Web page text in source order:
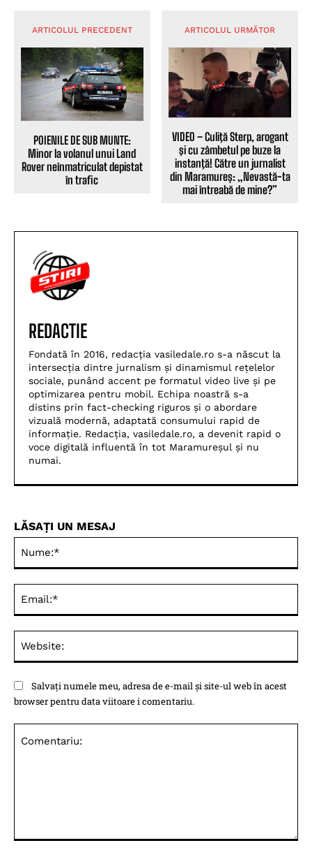
ARTICOLUL PRECEDENT
POIENILE DE SUB MUNTE:
Minor la volanul unui Land
Rover neînmatriculat depistat
în trafic
ARTICOLUL URMĂTOR
VIDEO – Culiţă Sterp, arogant
şi cu zâmbetul pe buze la
instanţă! Către un jurnalist
din Maramureș: „Nevastă-ta
mai întreabă de mine?”
REDACTIE
Fondată în 2016, redacția vasiledale.ro s-a născut la
intersecția dintre jurnalism și dinamismul rețelelor
sociale, punând accent pe formatul video live și pe
optimizarea pentru mobil. Echipa noastră s-a
distins prin fact-checking riguros și o abordare
vizuală modernă, adaptată consumului rapid de
informație. Redacția, vasiledale.ro, a devenit rapid o
voce digitală influentă în tot Maramureșul și nu
numai.
LĂSAȚI UN MESAJ
Salvați numele meu, adresa de e-mail și site-ul web în acest
browser pentru data viitoare i comentariu.